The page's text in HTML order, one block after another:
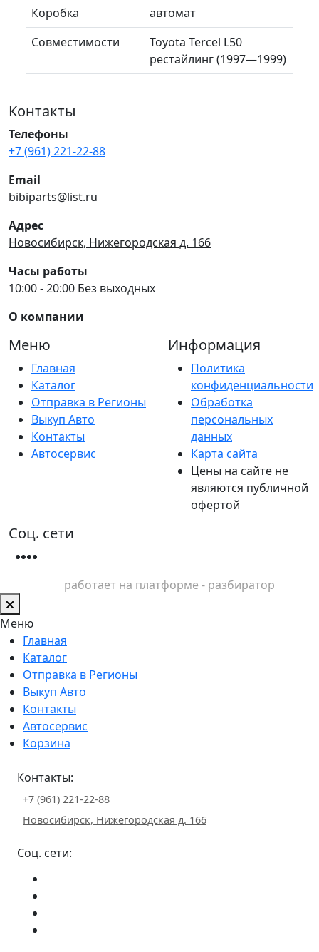
Коробка
автомат
Совместимости
Toyota Tercel L50
рестайлинг (1997—1999)
Контакты
Телефоны
+7 (961) 221-22-88
Email
bibiparts@list.ru
Адрес
Новосибирск, Нижегородская д. 166
Часы работы
10:00 - 20:00 Без выходных
О компании
Меню
Главная
Каталог
Отправка в Регионы
Выкуп Авто
Контакты
Автосервис
Информация
Политика
конфиденциальности
Обработка
персональных
данных
Карта сайта
Цены на сайте не
являются публичной
офертой
Соц. сети
работает на платформе - разбиратор
Меню
Главная
Каталог
Отправка в Регионы
Выкуп Авто
Контакты
Автосервис
Корзина
Контакты:
+7 (961) 221-22-88
Новосибирск, Нижегородская д. 166
Соц. сети: